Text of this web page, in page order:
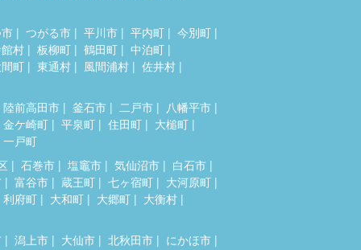
つがる市 平川市 平内町
今別町
村
板柳町 鶴田町
中泊町
町
東通村 風間浦村 佐井村
陸前高田市 釜石市 二戸市
八幡平市
金ケ崎町
平泉町 住田町
大槌町
一戸町
石巻市 塩竈市 気仙沼市
白石市
富谷市 蔵王町 七ヶ宿町
大河原町
利府町
大和町 大郷町 大衡村
潟上市 大仙市 北秋田市
にかほ市